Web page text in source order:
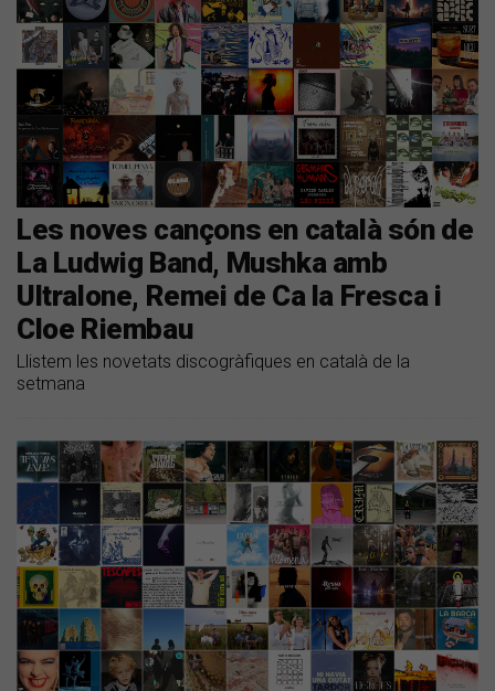
Les noves cançons en català són de
La Ludwig Band, Mushka amb
Ultralone, Remei de Ca la Fresca i
Cloe Riembau
Llistem les novetats discogràfiques en català de la
setmana